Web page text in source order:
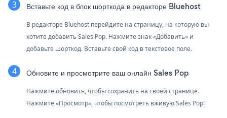
Вставьте код в блок шорткода в редакторе Bluehost
В редакторе Bluehost перейдите на страницу, на которую вы
хотите добавить Sales Pop. Нажмите знак «Добавить» и
добавьте шорткод. Вставьте свой код в текстовое поле.
Обновите и просмотрите ваш онлайн Sales Pop
Нажмите обновить, чтобы сохранить на своей странице.
Нажмите «Просмотр», чтобы посмотреть вживую Sales Pop!